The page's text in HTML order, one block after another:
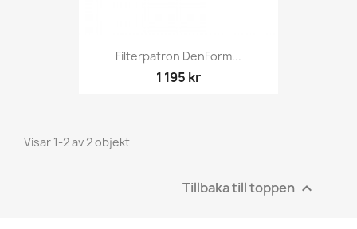
Filterpatron DenForm...
1 195 kr
Visar 1-2 av 2 objekt
Tillbaka till toppen 